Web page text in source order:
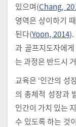
있으며(Chang,
영역은 상이하기
된다(Yoon, 2014).
과 골프지도자에
는 과정은 반드시
교육은 ‘인간의 성
의 총체적 성장과
인간이 가치 있는
수 있도록 하는 것